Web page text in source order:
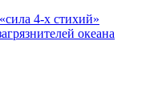
4-х стихий»
океана